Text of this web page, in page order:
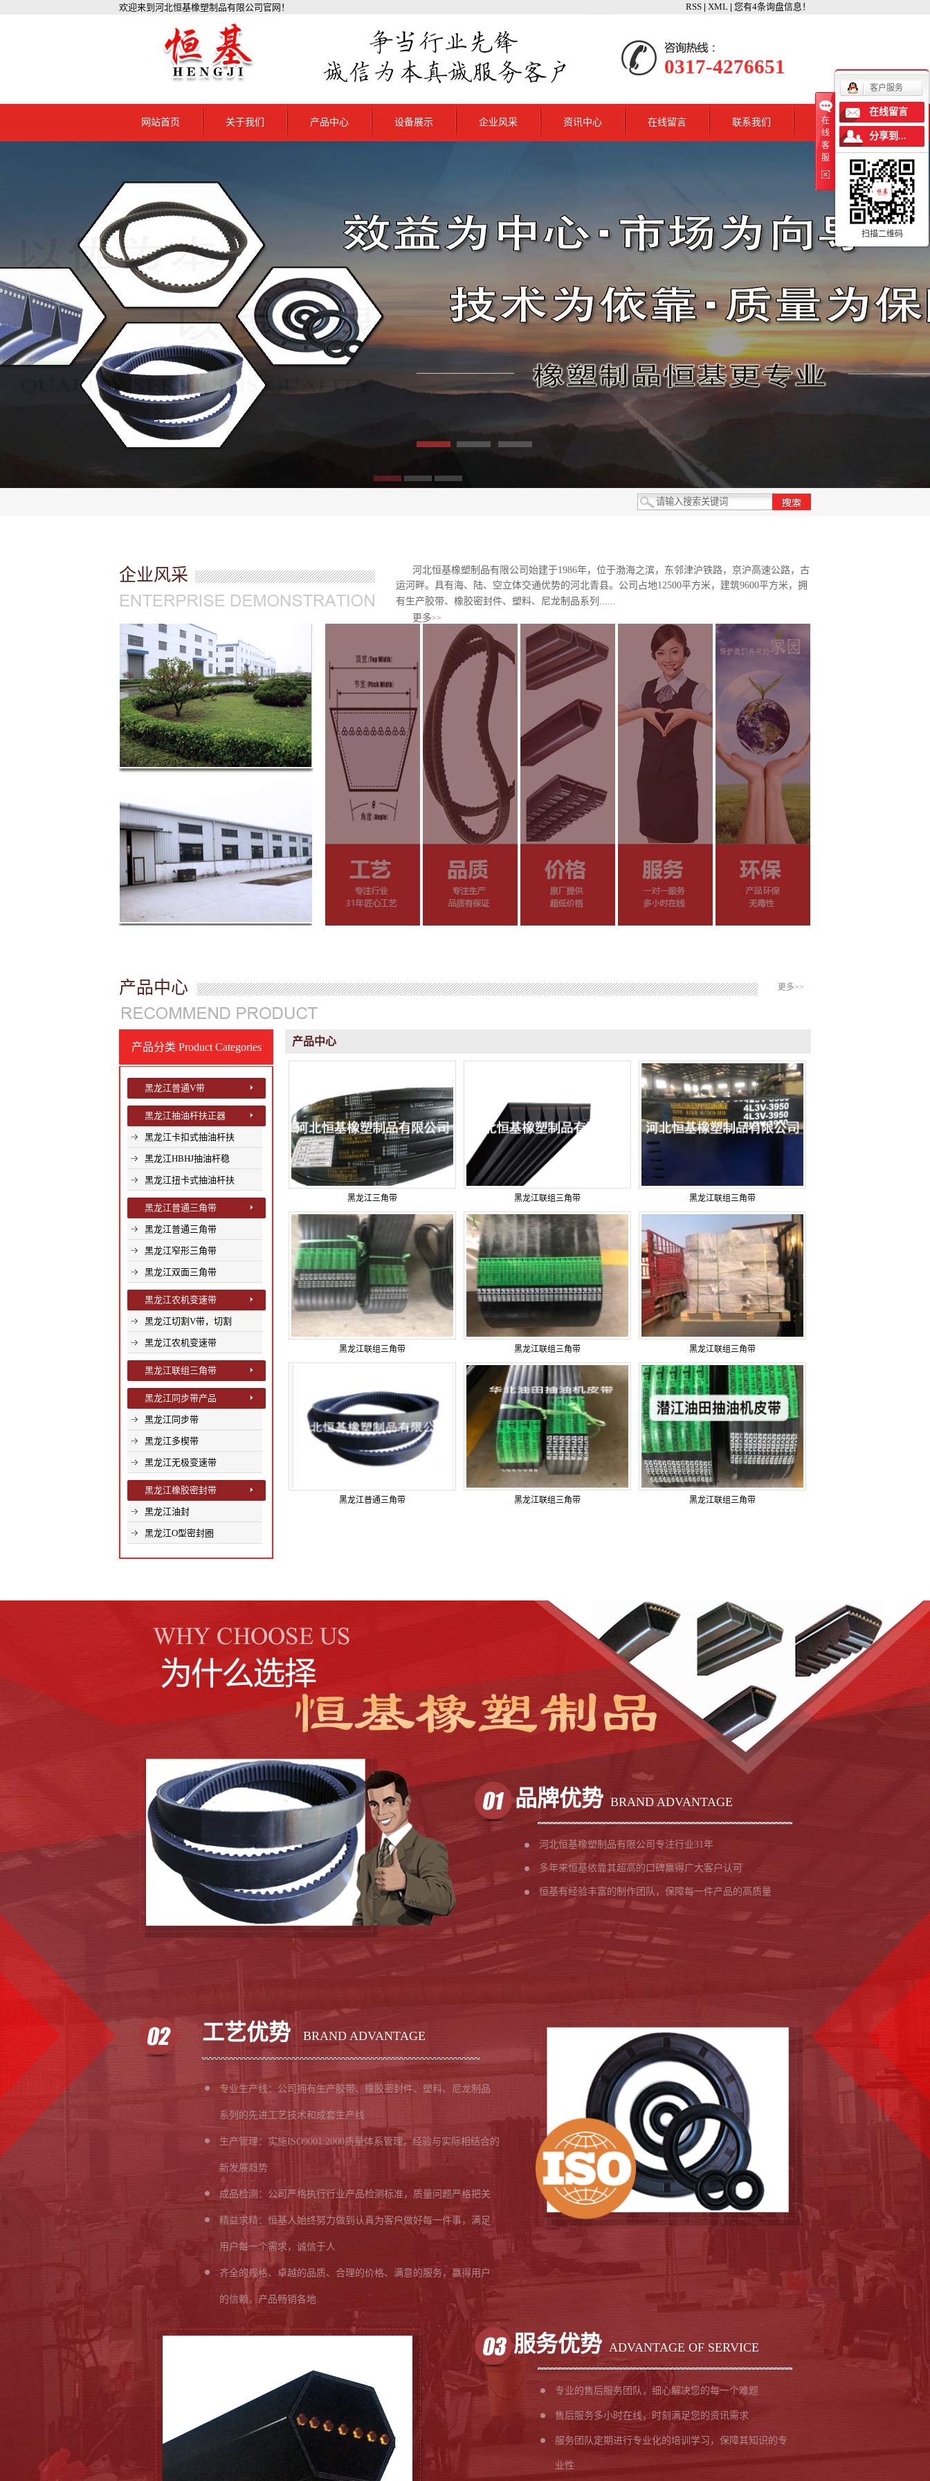
欢迎来到河北恒基橡塑制品有限公司官网！ RSS XML 您有4条询盘信息！
0317-4276651
网站首页 关于我们
联系我们
产品中心
黑龙江农机变速带
黑龙江同步带产品
黑龙江橡胶密封带
设备展示 企业风采 资讯中心 在线留言 联系我们
2 3
企业风采
河北恒基橡塑制品有限公司始建于1986年，位于渤海之滨，东邻津沪铁路，京沪高速公路，古
运河畔。具有海、陆、空立体交通优势的河北青县。公司占地12500平方米，建筑9600平方米，拥
有生产胶带、橡胶密封件、塑料、尼龙制品系列......
更多>>
产品中心 更多>>
产品分类 Product Categories
黑龙江普通V带
黑龙江抽油杆扶正器
黑龙江卡扣式抽油杆扶
黑龙江HBHJ抽油杆稳
黑龙江扭卡式抽油杆扶
黑龙江普通三角带
黑龙江普通三角带
黑龙江窄形三角带
黑龙江双面三角带
黑龙江农机变速带
黑龙江切割V带，切割
黑龙江农机变速带
黑龙江联组三角带
黑龙江同步带产品
黑龙江同步带
黑龙江多楔带
黑龙江无极变速带
黑龙江橡胶密封带
黑龙江油封
黑龙江O型密封圈
产品中心
黑龙江三角带 黑龙江联组三角带 黑龙江联组三角带
黑龙江联组三角带 黑龙江联组三角带 黑龙江联组三角带
黑龙江普通三角带 黑龙江联组三角带 黑龙江联组三角带
品牌优势 BRAND ADVANTAGE
河北恒基橡塑制品有限公司专注行业31年
多年来恒基依靠其超高的口碑赢得广大客户认可
恒基有经验丰富的制作团队，保障每一件产品的高质量
工艺优势 BRAND ADVANTAGE
专业生产线：公司拥有生产胶带、橡胶密封件、塑料、尼龙制品
系列的先进工艺技术和成套生产线
生产管理：实施ISO9001:2000质量体系管理，经验与实际相结合的
新发展趋势
成品检测：公司严格执行行业产品检测标准，质量问题严格把关
精益求精：恒基人始终努力做到认真为客户做好每一件事，满足
用户每一个需求，诚信于人
齐全的规格、卓越的品质、合理的价格、满意的服务，赢得用户
的信赖，产品畅销各地
服务优势 ADVANTAGE OF SERVICE
专业的售后服务团队，细心解决您的每一个难题
售后服务多小时在线，时刻满足您的资讯需求
服务团队定期进行专业化的培训学习，保障其知识的专
业性
在
线
客
服
客户服务
在线留言
分享到...
扫描二维码